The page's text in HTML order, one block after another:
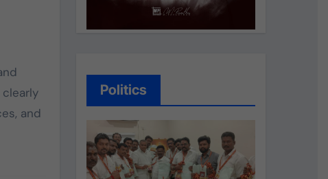
and
Politics